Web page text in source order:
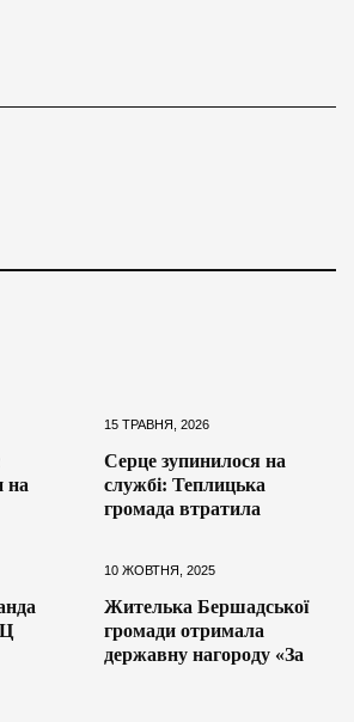
на
15 ТРАВНЯ, 2026
Серце зупинилося на
службі: Теплицька
громада втратила
10 ЖОВТНЯ, 2025
Жителька Бершадської
громади отримала
державну нагороду «За